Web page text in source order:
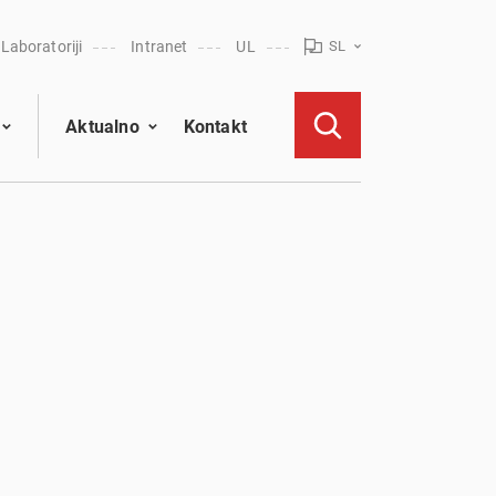
Laboratoriji Intranet UL SL
Aktualno Kontakt